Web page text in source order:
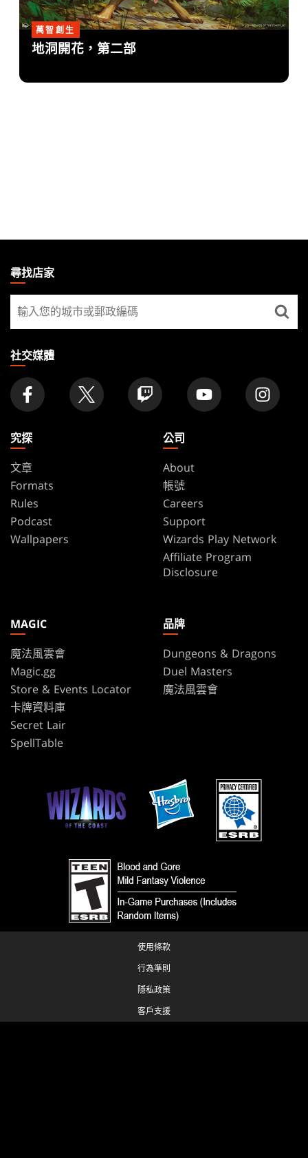
萬智創生
地洞開花，第二部
THE
GATHERING
FOOTER
尋找店家
尋
找
家
社交媒體
究探
文章
Formats
Rules
Podcast
Wallpapers
公司
About
帳號
Careers
Support
Wizards Play Network
Affiliate Program
Disclosure
MAGIC
魔法風雲會
Magic.gg
Store & Events Locator
卡牌資料庫
Secret Lair
SpellTable
品牌
Dungeons & Dragons
Duel Masters
魔法風雲會
使用條款
行為準則
隱私政策
客戶支援